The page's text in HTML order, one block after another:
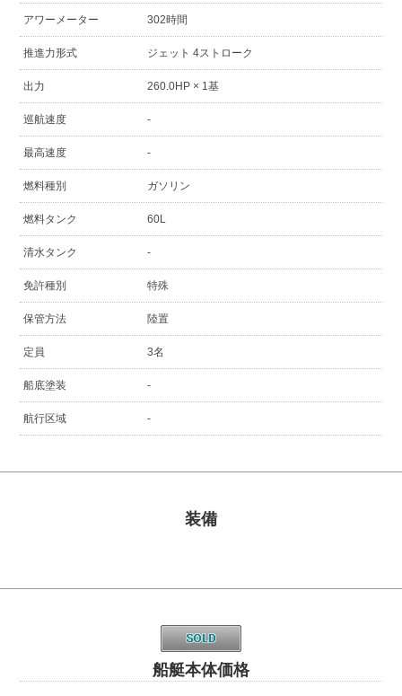
アワーメーター 302時間
推進力形式 ジェット 4ストローク
出力 260.0HP × 1基
巡航速度 -
最高速度 -
燃料種別 ガソリン
燃料タンク 60L
清水タンク -
免許種別 特殊
保管方法 陸置
定員 3名
船底塗装 -
航行区域 -
装備
船艇本体価格